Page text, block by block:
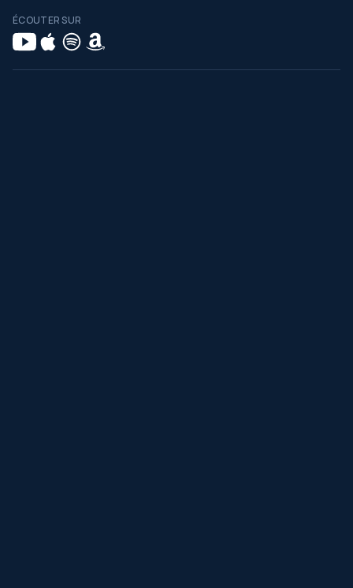
ÉCOUTER SUR